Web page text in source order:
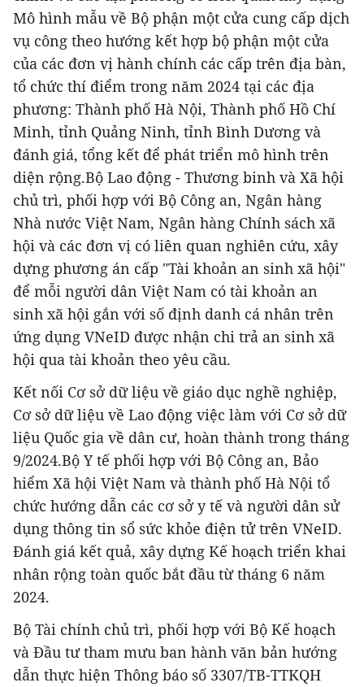
Mô hình mẫu về Bộ phận một cửa cung cấp dịch
vụ công theo hướng kết hợp bộ phận một cửa
của các đơn vị hành chính các cấp trên địa bàn,
tổ chức thí điểm trong năm 2024 tại các địa
phương: Thành phố Hà Nội, Thành phố Hồ Chí
Minh, tỉnh Quảng Ninh, tỉnh Bình Dương và
đánh giá, tổng kết để phát triển mô hình trên
diện rộng.Bộ Lao động - Thương binh và Xã hội
chủ trì, phối hợp với Bộ Công an, Ngân hàng
Nhà nước Việt Nam, Ngân hàng Chính sách xã
hội và các đơn vị có liên quan nghiên cứu, xây
dựng phương án cấp "Tài khoản an sinh xã hội"
để mỗi người dân Việt Nam có tài khoản an
sinh xã hội gắn với số định danh cá nhân trên
ứng dụng VNeID được nhận chi trả an sinh xã
hội qua tài khoản theo yêu cầu.
Kết nối Cơ sở dữ liệu về giáo dục nghề nghiệp,
Cơ sở dữ liệu về Lao động việc làm với Cơ sở dữ
liệu Quốc gia về dân cư, hoàn thành trong tháng
9/2024.Bộ Y tế phối hợp với Bộ Công an, Bảo
hiểm Xã hội Việt Nam và thành phố Hà Nội tổ
chức hướng dẫn các cơ sở y tế và người dân sử
dụng thông tin sổ sức khỏe điện tử trên VNeID.
Đánh giá kết quả, xây dựng Kế hoạch triển khai
nhân rộng toàn quốc bắt đầu từ tháng 6 năm
2024.
Bộ Tài chính chủ trì, phối hợp với Bộ Kế hoạch
và Đầu tư tham mưu ban hành văn bản hướng
dẫn thực hiện Thông báo số 3307/TB-TTKQH